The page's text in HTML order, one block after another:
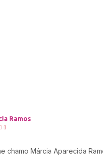
Rodrigues
 
o privilégio de fazer parte da